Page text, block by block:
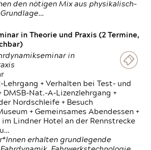
den nötigen Mix aus physikalisch-
in Theorie und Praxis (2 Termine,
in
Lehrgang + Verhalten bei Test- und
DMSB-Nat.-A-Lizenzlehrgang +
Nordschleife + Besuch
+ Gemeinsames Abendessen +
Lindner Hotel an der Rennstrecke
erhalten grundlegende